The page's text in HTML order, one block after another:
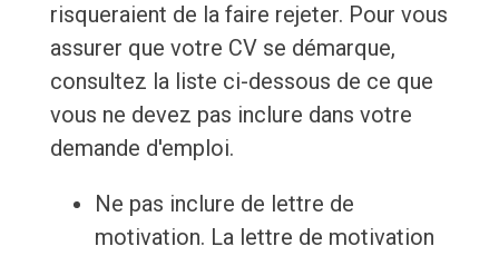
risqueraient de la faire rejeter. Pour vous
assurer que votre CV se démarque,
consultez la liste ci-dessous de ce que
vous ne devez pas inclure dans votre
demande d'emploi.
Ne pas inclure de lettre de
motivation. La lettre de motivation